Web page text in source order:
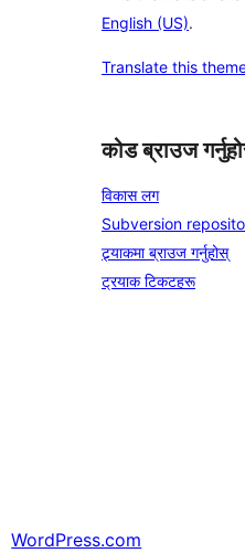
English (US).
Translate this
कोड ब्राउज
विकास लग
Subversion
ट्र्याकमा ब्राउज गर्नुहोस्
ट्रयाक टिकटहरू
WordPress.com